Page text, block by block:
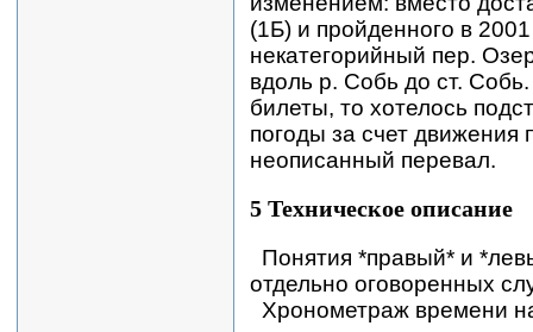
(1Б) и пройденного в
некатегорийный пер.
вдоль р. Собь до ст.
билеты, то хотелось
погоды за счет
неописанный перевал.
5 Техническое описание
Понятия *правый* и
отдельно оговоренных
Хронометраж времени